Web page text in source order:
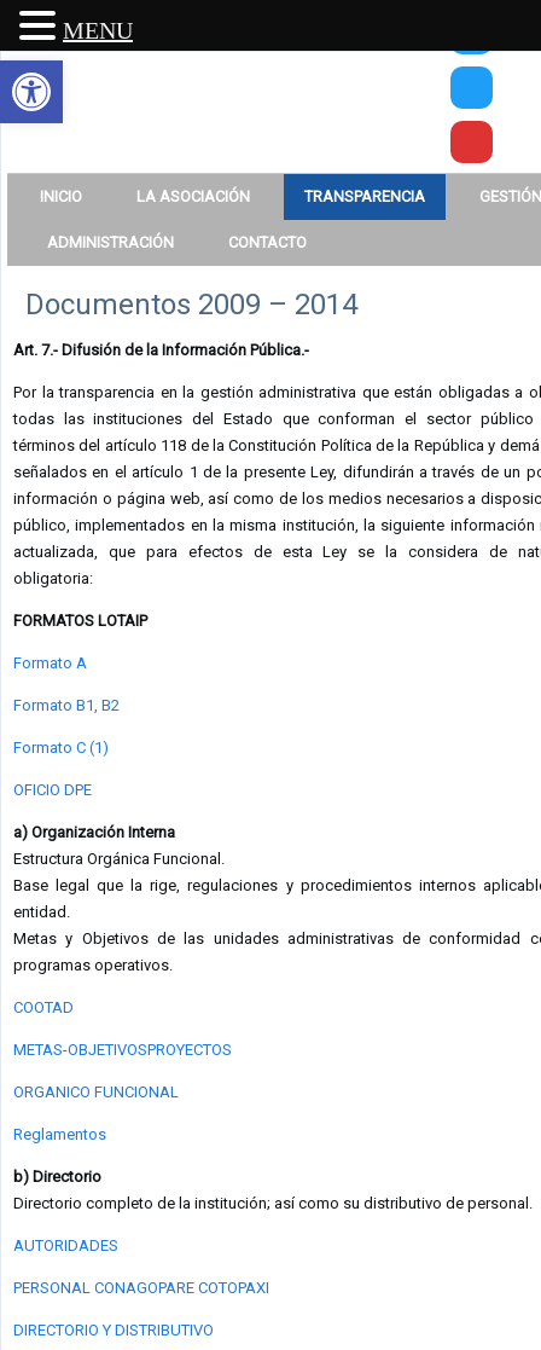
INICIO LA ASOCIACIÓN TRANSPARENCIA
ADMINISTRACIÓN CONTACTO
Documentos 2009 – 2014
Art. 7.- Difusión de la Información Pública.-
Por la transparencia en la gestión administrativa que están obligadas a
todas las instituciones del Estado que conforman el sector
términos del artículo 118 de la Constitución Política de la República y
señalados en el artículo 1 de la presente Ley, difundirán a través de un
información o página web, así como de los medios necesarios a
público, implementados en la misma institución, la siguiente información
actualizada, que para efectos de esta Ley se la considera de
obligatoria:
FORMATOS LOTAIP
Formato A
Formato B1, B2
Formato C (1)
OFICIO DPE
a) Organización Interna
Estructura Orgánica Funcional.
Base legal que la rige, regulaciones y procedimientos internos
entidad.
Metas y Objetivos de las unidades administrativas de conformidad
programas operativos.
COOTAD
METAS-OBJETIVOSPROYECTOS
ORGANICO FUNCIONAL
Reglamentos
b) Directorio
Directorio completo de la institución; así como su distributivo de personal.
AUTORIDADES
PERSONAL CONAGOPARE COTOPAXI
DIRECTORIO Y DISTRIBUTIVO
MENU
Abrir barra de herramientas